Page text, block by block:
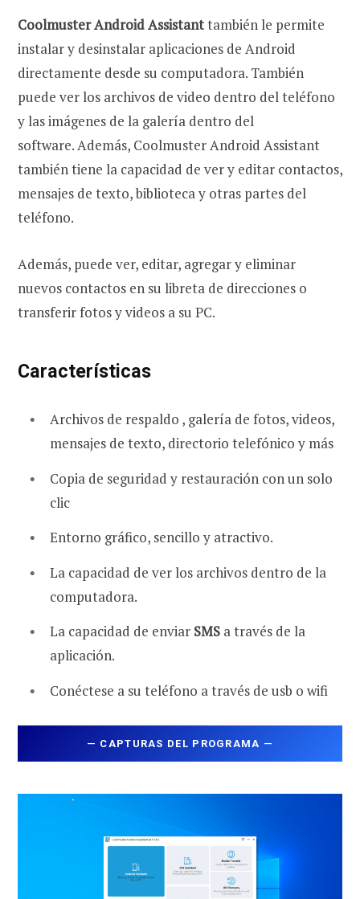
Coolmuster Android Assistanttambién le permite
instalar y desinstalar aplicaciones de Android
directamente desde su computadora. También
puede ver los archivos de video dentro del teléfono
y las imágenes de la galería dentro del
software. Además, Coolmuster Android Assistant
también tiene la capacidad de ver y editar contactos,
mensajes de texto, biblioteca y otras partes del
teléfono.
Además, puede ver, editar, agregar y eliminar
nuevos contactos en su libreta de direcciones o
transferir fotos y videos a su PC.
Características
Archivos de respaldo , galería de fotos, videos,
mensajes de texto, directorio telefónico y más
Copia de seguridad y restauración con un solo
clic
Entorno gráfico, sencillo y atractivo.
La capacidad de ver los archivos dentro de la
computadora.
La capacidad de enviar SMS a través de la
aplicación.
Conéctese a su teléfono a través de usb o wifi
— CAPTURAS DEL PROGRAMA —